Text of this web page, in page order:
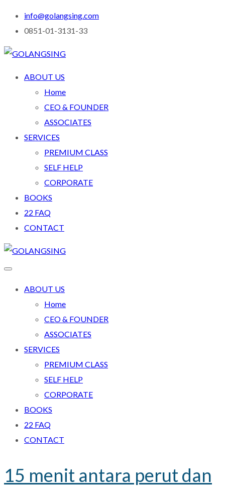
info@golangsing.com
0851-01-3131-33
ABOUT US
Home
CEO & FOUNDER
ASSOCIATES
SERVICES
PREMIUM CLASS
SELF HELP
CORPORATE
BOOKS
22 FAQ
CONTACT
ABOUT US
Home
CEO & FOUNDER
ASSOCIATES
SERVICES
PREMIUM CLASS
SELF HELP
CORPORATE
BOOKS
22 FAQ
CONTACT
15 menit antara perut dan